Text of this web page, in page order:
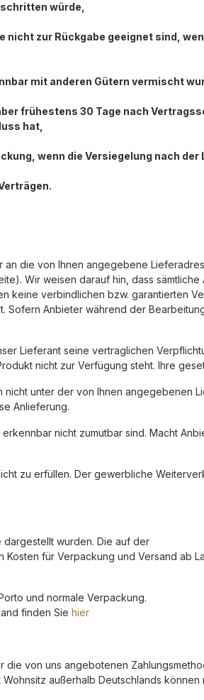
würde,
zur Rückgabe geeignet sind,
mit anderen Gütern vermischt
frühestens 30 Tage nach
hat,
wenn die Versiegelung nach
die von Ihnen angegebene
Wir weisen darauf hin, dass
keine verbindlichen bzw. garantierten
Anbieter während der
Lieferant seine vertraglichen
nicht zur Verfügung steht. Ihre
unter der von Ihnen angegebenen
Anlieferung.
nicht zumutbar sind. Macht
zu erfüllen. Der gewerbliche
dargestellt wurden. Die auf der
für Verpackung und Versand ab
und normale Verpackung.
finden Sie hier
von uns angebotenen
außerhalb Deutschlands